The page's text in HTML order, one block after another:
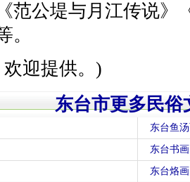
范公堤与月江传说》
。
迎提供。)
东台市更多民俗
东台鱼
东台书
东台烙画